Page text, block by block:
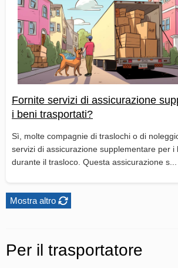
Fornite servizi di assicurazione
i beni trasportati?
Sì, molte compagnie di traslochi o di
servizi di assicurazione supplementare per i
durante il trasloco. Questa assicurazione s...
Mostra altro
Per il trasportatore